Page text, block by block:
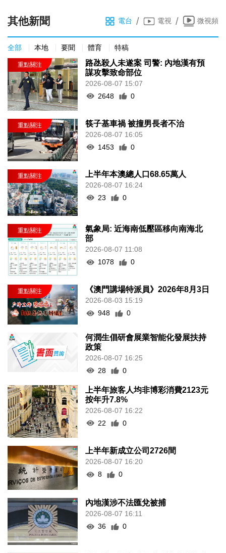
其他新聞 電台 / 電視 / 微視頻
全部 本地 要聞 體育 特稿
路氹殺人未遂案 司警: 內地漢有預
謀攻擊致命部位
2026-08-07 15:07
2648
0
筷子基車禍 被撞男長者不治
2026-08-07 16:05
1453
0
上半年本澳總人口68.65萬人
2026-08-07 16:24
23
0
氣象局: 近海南低壓區移向南海北
部
2026-08-07 11:08
1078
0
《澳門講場特派員》2026年8月3日
2026-08-03 15:19
948
0
何潤生倡研會展業智能化發展扶持
政策
2026-08-07 16:25
28
0
上半年旅客人均非博彩消費2123元
按年升7.8%
2026-08-07 16:22
22
0
上半年新成立公司2726間
2026-08-07 16:20
8
0
內地漢涉不法匯兌被捕
2026-08-07 16:11
36
0